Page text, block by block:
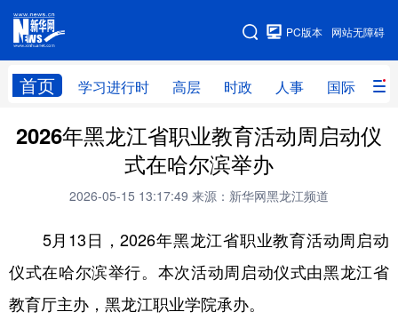
网站无障碍
PC版本
首页 学习进行时 高层 时政 人事 国际 财
网站地图
学习进行时 高层 时政 人事
财经 网评
全球连线
科技 科普 体育 文化
健康 军事 访谈 视频
2026年黑龙江省职业教育活动周启动仪
式在哈尔滨举办
2026-05-15 13:17:49 来源：新华网黑龙江频道
5月13日，2026年黑龙江省职业教育活动周启动
仪式在哈尔滨举行。本次活动周启动仪式由黑龙江省
教育厅主办，黑龙江职业学院承办。